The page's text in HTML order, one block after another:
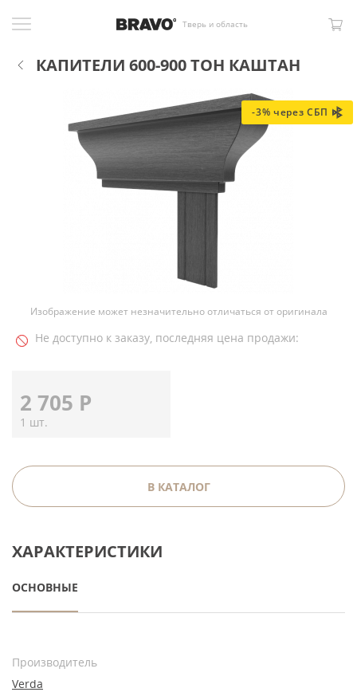
Тверь и область
КАПИТЕЛИ 600-900 ТОН КАШТАН
-3% через СБП
Изображение может незначительно отличаться от оригинала
Не доступно к заказу, последняя цена продажи:
2 705 Р
1 шт.
В КАТАЛОГ
ХАРАКТЕРИСТИКИ
ОСНОВНЫЕ
Производитель
Verda